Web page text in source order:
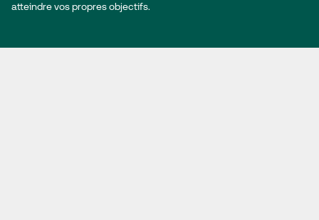
atteindre vos propres objectifs.